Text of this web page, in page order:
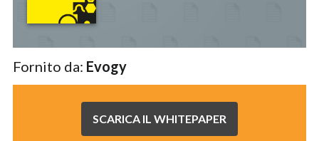
Fornito da: Evogy
SCARICA IL WHITEPAPER